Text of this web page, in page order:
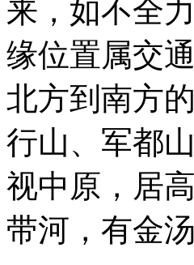
来，如不全
缘位置属交
北方到南方
行山、军都
视中原，居
带河，有金